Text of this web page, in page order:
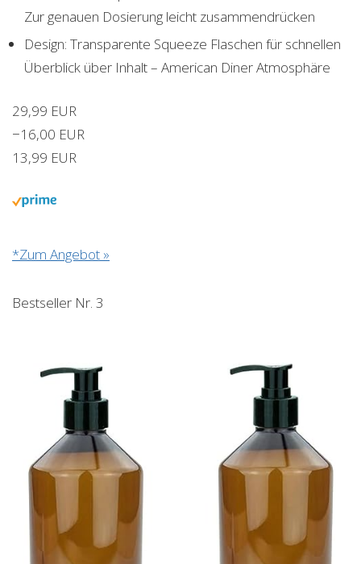
Zur genauen Dosierung leicht zusammendrücken
Design: Transparente Squeeze Flaschen für schnellen
Überblick über Inhalt – American Diner Atmosphäre
29,99 EUR
−16,00 EUR
13,99 EUR
*Zum Angebot »
Bestseller Nr. 3